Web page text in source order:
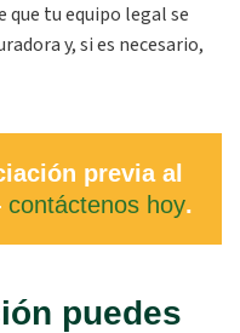
que tu equipo legal se
y, si es necesario,
previa al
contáctenos hoy.
puedes